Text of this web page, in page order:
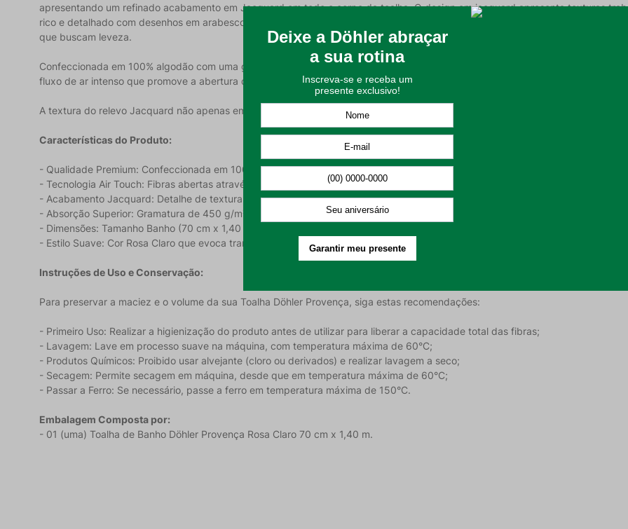
apresentando um refinado acabamento em Jacquard em todo o corpo da toalha. O design em jacquard apresenta texturas
rico e detalhado com desenhos em arabesco que proporcionam um visual clássico e luxuoso. A cor Rosa Claro traz uma
que buscam leveza.
Confeccionada em 100% algodão com uma gramatura encorpada de 450 g/m², a linha Provença conta com a exclusiva
fluxo de ar intenso que promove a abertura das fibras, resultando em um produto com muito mais volume, toque ultra
A textura do relevo Jacquard não apenas embeleza a peça, mas também potencializa a sensação de maciez e eficácia na
Características do Produto:
- Qualidade Premium: Confeccionada em 100% Algodão, garantindo durabilidade e conforto natural;
- Tecnologia Air Touch: Fibras abertas através de fluxo de ar para garantir máximo volume e toque extra macio;
- Acabamento Jacquard: Detalhe de textura que é feita na própria trama do tecido, unindo beleza estética e funcionalidade;
- Absorção Superior: Gramatura de 450 g/m² que assegura uma secagem rápida e eficiente;
- Dimensões: Tamanho Banho (70 cm x 1,40 m) ideal para o uso diário com total conforto;
- Estilo Suave: Cor Rosa Claro que evoca tranquilidade e requinte ao ambiente.
Instruções de Uso e Conservação:
Para preservar a maciez e o volume da sua Toalha Döhler Provença, siga estas recomendações:
- Primeiro Uso: Realizar a higienização do produto antes de utilizar para liberar a capacidade total das fibras;
- Lavagem: Lave em processo suave na máquina, com temperatura máxima de 60°C;
- Produtos Químicos: Proibido usar alvejante (cloro ou derivados) e realizar lavagem a seco;
- Secagem: Permite secagem em máquina, desde que em temperatura máxima de 60°C;
- Passar a Ferro: Se necessário, passe a ferro em temperatura máxima de 150°C.
Embalagem Composta por:
- 01 (uma) Toalha de Banho Döhler Provença Rosa Claro 70 cm x 1,40 m.